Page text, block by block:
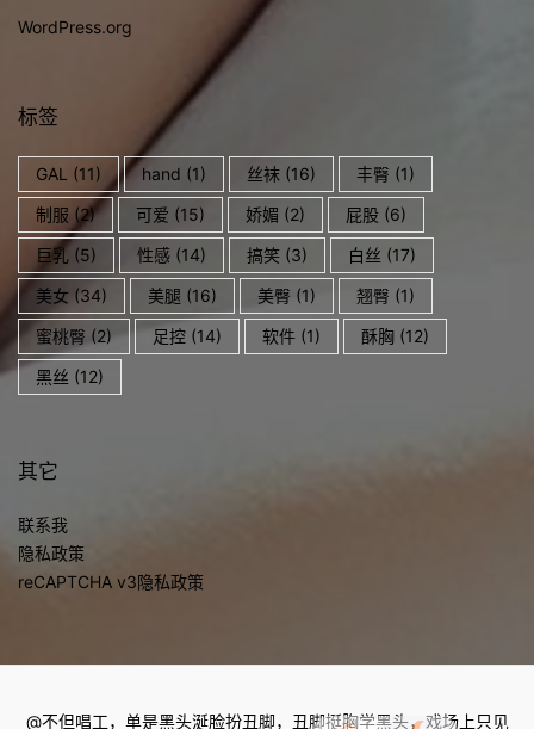
WordPress.org
标签
GAL (11) hand (1) 丝袜 (16) 丰臀 (1)
制服 (2) 可爱 (15) 娇媚 (2) 屁股 (6)
巨乳 (5) 性感 (14) 搞笑 (3) 白丝 (17)
美女 (34) 美腿 (16) 美臀 (1) 翘臀 (1)
蜜桃臀 (2) 足控 (14) 软件 (1) 酥胸 (12)
黑丝 (12)
其它
联系我
隐私政策
reCAPTCHA v3隐私政策
@不但唱工，单是黑头涎脸扮丑脚，丑脚挺胸学黑头，戏场上只见